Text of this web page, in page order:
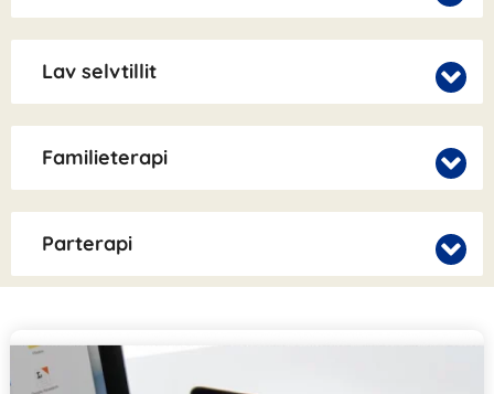
Lav selvtillit
Familieterapi
Parterapi